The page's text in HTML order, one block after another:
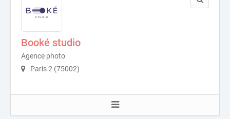
Booké studio
Agence photo
Paris 2 (75002)